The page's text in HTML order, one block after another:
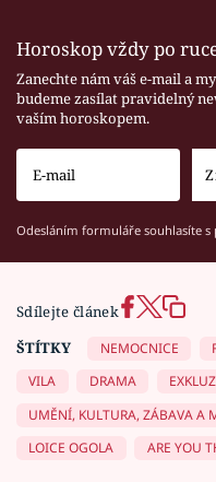
Horoskop vždy po
Zanechte nám váš e-mail a
budeme zasílat pravidelný
vaším horoskopem.
Odesláním formuláře souhlasíte s
Sdílejte článek
ŠTÍTKY
NEMOCNICE
VILA
DRAMA
UMĚNÍ, KULTURA, ZÁBAVA A
LOICE OGOLA
ARE YOU